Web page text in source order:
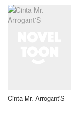
Cinta Mr. Arrogant'S